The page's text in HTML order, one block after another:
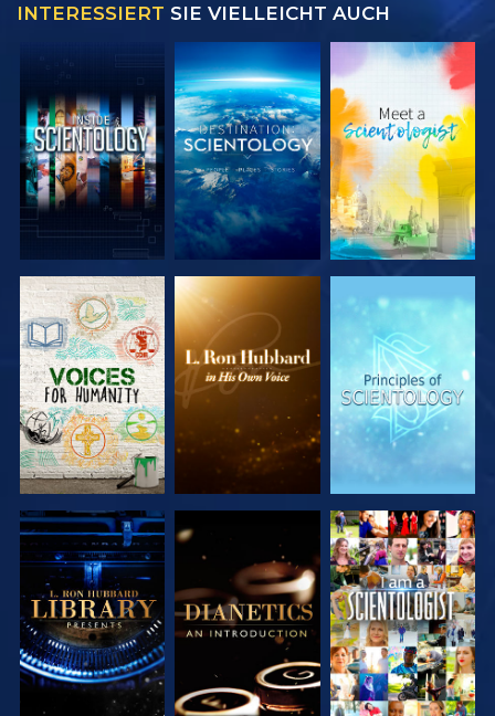
INTERESSIERT SIE VIELLEICHT AUCH
SERIE
ENTDECKEN
SERIE
ENTDECKEN
SERIE
ENTDECKEN
SERIE
ENTDECKEN
SERIE
ENTDECKEN
ANSEHEN